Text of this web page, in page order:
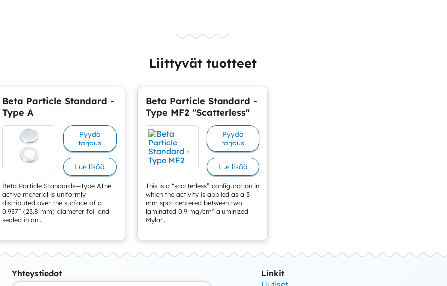
Liittyvät tuotteet
Beta Particle Standard -
Type A
Beta Particle Standards—Type AThe
active material is uniformly
distributed over the surface of a
0.937” (23.8 mm) diameter foil and
sealed in an...
Pyydä
tarjous
Lue lisää
Beta Particle Standard -
Type MF2 "Scatterless"
This is a “scatterless” configuration in
which the activity is applied as a 3
mm spot centered between two
laminated 0.9 mg/cm² aluminized
Mylar...
Pyydä
tarjous
Lue lisää
Yhteystiedot
Linkit
Uutiset